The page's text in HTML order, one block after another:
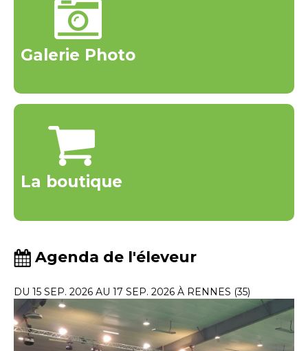
Galerie Photo
La boutique
Agenda de l'éleveur
DU 15 SEP. 2026 AU 17 SEP. 2026 À RENNES (35)